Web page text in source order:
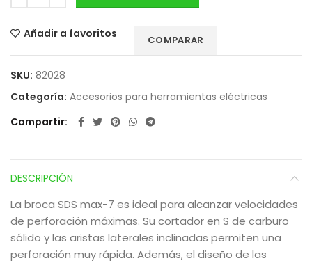
Añadir a favoritos COMPARAR
SKU: 82028
Categoría: Accesorios para herramientas eléctricas
Compartir
DESCRIPCIÓN
La broca SDS max-7 es ideal para alcanzar velocidades
de perforación máximas. Su cortador en S de carburo
sólido y las aristas laterales inclinadas permiten una
perforación muy rápida. Además, el diseño de las